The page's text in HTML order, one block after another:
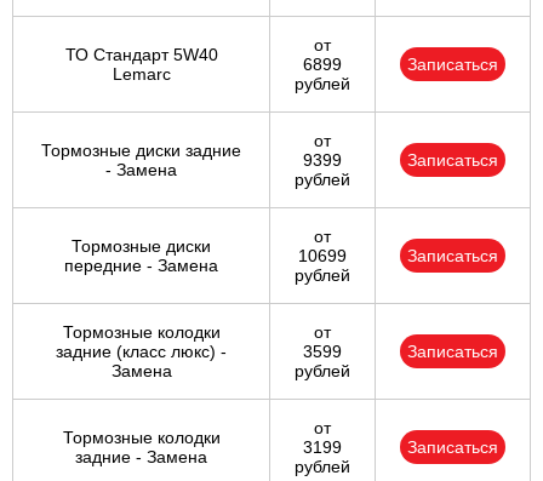
ТО Стандарт 5W40
Lemarc
от
6899
рублей
Записаться
Тормозные диски задние
- Замена
от
9399
рублей
Записаться
Тормозные диски
передние - Замена
от
10699
рублей
Записаться
Тормозные колодки
задние (класс люкс) -
Замена
от
3599
рублей
Записаться
Тормозные колодки
задние - Замена
от
3199
рублей
Записаться